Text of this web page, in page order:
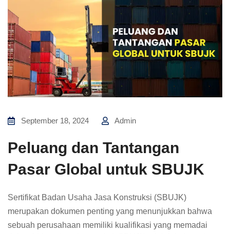
September 18, 2024 Admin
Peluang dan Tantangan
Pasar Global untuk SBUJK
Sertifikat Badan Usaha Jasa Konstruksi (SBUJK)
merupakan dokumen penting yang menunjukkan bahwa
sebuah perusahaan memiliki kualifikasi yang memadai